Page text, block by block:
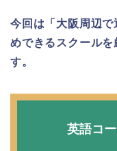
今回は「大阪周辺
めできるスクールを
す。
英語コ